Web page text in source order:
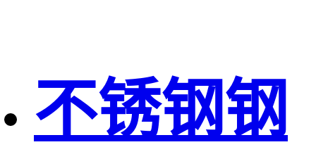
不锈钢钢